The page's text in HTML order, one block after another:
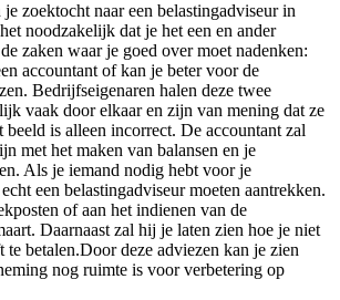
zoektocht naar een belastingadviseur in
noodzakelijk dat je het een en ander
zaken waar je goed over moet nadenken:
accountant of kan je beter voor de
Bedrijfseigenaren halen deze twee
vaak door elkaar en zijn van mening dat ze
is alleen incorrect. De accountant zal
met het maken van balansen en je
Als je iemand nodig hebt voor je
een belastingadviseur moeten aantrekken.
of aan het indienen van de
Daarnaast zal hij je laten zien hoe je niet
te betalen.Door deze adviezen kan je zien
nog ruimte is voor verbetering op